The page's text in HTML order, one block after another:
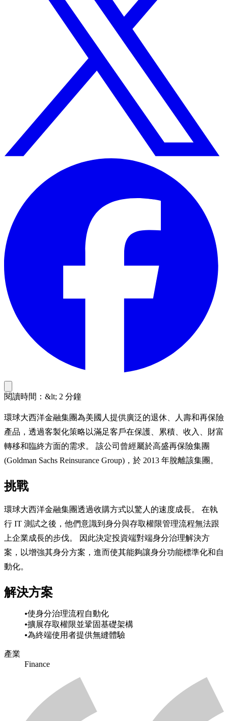
閱讀時間：&lt; 2 分鐘
環球大西洋金融集團為美國人提供廣泛的退休、人壽和再保險
產品，透過客製化策略以滿足客戶在保護、累積、收入、財富
轉移和臨終方面的需求。 該公司曾經屬於高盛再保險集團
(Goldman Sachs Reinsurance Group)，於 2013 年脫離該集團。
挑戰
環球大西洋金融集團透過收購方式以驚人的速度成長。 在執
行 IT 測試之後，他們意識到身分與存取權限管理流程無法跟
上企業成長的步伐。 因此決定投資端對端身分治理解決方
案，以增強其身分方案，進而使其能夠讓身分功能標準化和自
動化。
解決方案
使身分治理流程自動化
擴展存取權限並鞏固基礎架構
為終端使用者提供無縫體驗
產業
Finance